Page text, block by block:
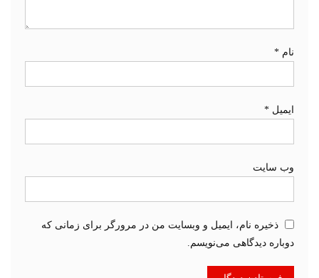
نام *
ایمیل *
وب‌ سایت
ذخیره نام، ایمیل و وبسایت من در مرورگر برای زمانی که
دوباره دیدگاهی می‌نویسم.